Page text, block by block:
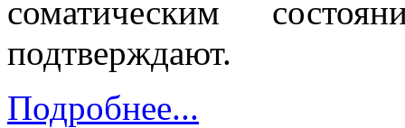
соматическим
подтверждают.
Подробнее...